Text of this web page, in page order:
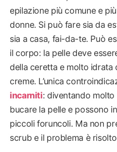
epilazione più comune e
donne. Si può fare sia da
sia a casa, fai-da-te. Può
il corpo: la pelle deve
della ceretta e molto
creme. L’unica
incarniti: diventando
bucare la pelle e possono
piccoli foruncoli. Ma non
scrub e il problema è